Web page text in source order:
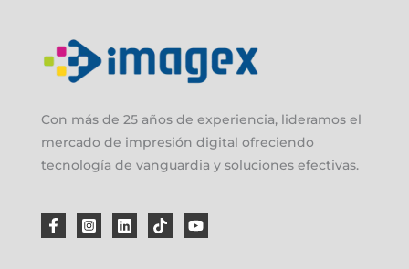
Con más de 25 años de experiencia, lideramos el
mercado de impresión digital ofreciendo
tecnología de vanguardia y soluciones efectivas.